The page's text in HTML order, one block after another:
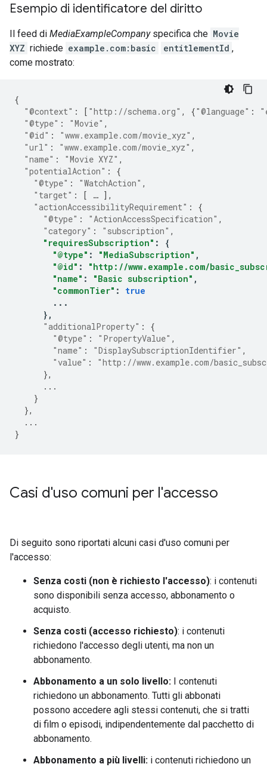
Esempio di identificatore del diritto
Il feed di MediaExampleCompanyspecifica che Movie
XYZ richiede example.com:basic entitlementId ,
come mostrato:
{
"@context" : [ "http://schema.org" , {"@language" :
"@type" : "Movie" ,
"@id" : "www.example.com/movie_xyz" ,
"url" : "www.example.com/movie_xyz" ,
"name" : "Movie XYZ" ,
"potentialAction" :
{
"@type" : "WatchAction" ,
"target" : [ … ],
"actionAccessibilityRequirement" :
{
"@type" : "ActionAccessSpecification" ,
"category" : "subscription" ,
"requiresSubscription" :
{
"@type" : "MediaSubscription" ,
"@id" :
"http://www.example.com/
"name" : "Basic subscription" ,
"commonTier" :
true
...
},
"additionalProperty" :
{
"@type" : "PropertyValue" ,
"name" : "DisplaySubscriptionIdentifier" ,
"value" :
"http://www.example.com/
},
...
}
},
...
}
Casi d'uso comuni per l'accesso
Di seguito sono riportati alcuni casi d'uso comuni per
l'accesso:
Senza costi (non è richiesto l'accesso): i contenuti
sono disponibili senza accesso, abbonamento o
acquisto.
Senza costi (accesso richiesto): i contenuti
richiedono l'accesso degli utenti, ma non un
abbonamento.
Abbonamento a un solo livello: I contenuti
richiedono un abbonamento. Tutti gli abbonati
possono accedere agli stessi contenuti, che si tratti
di film o episodi, indipendentemente dal pacchetto di
abbonamento.
Abbonamento a più livelli: i contenuti richiedono un